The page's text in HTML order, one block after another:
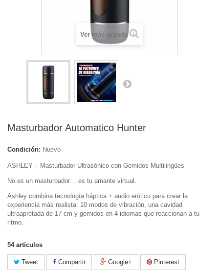
Ver más grande
Masturbador Automatico Hunter
Condición: Nuevo
ASHLEY – Masturbador Ultrasónico con Gemidos Multilingües
No es un masturbador… es tu amante virtual.
Ashley combina tecnología háptica + audio erótico para crear la
experiencia más realista: 10 modos de vibración, una cavidad
ultraapretada de 17 cm y gemidos en 4 idiomas que reaccionan a tu
ritmo.
54 artículos
Tweet Compartir Google+ Pinterest